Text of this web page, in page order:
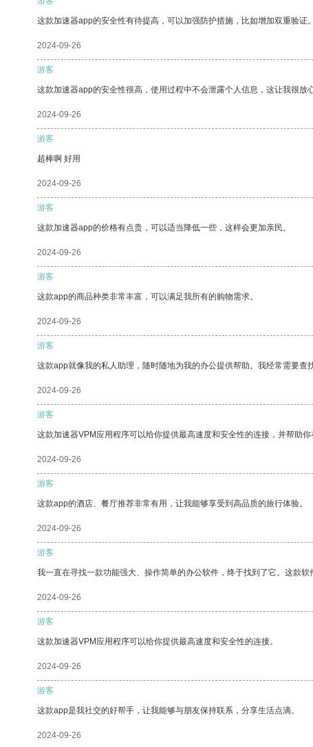
这款加速器app的安全性有待提高，可以加强防护措施，比如增加双重验证。
2024-09-26
游客
这款加速器app的安全性很高，使用过程中不会泄露个人信息，这让我很
2024-09-26
游客
超棒啊 好用
2024-09-26
游客
这款加速器app的价格有点贵，可以适当降低一些，这样会更加亲民。
2024-09-26
游客
这款app的商品种类非常丰富，可以满足我所有的购物需求。
2024-09-26
游客
这款app就像我的私人助理，随时随地为我的办公提供帮助。我经常需要查
2024-09-26
游客
这款加速器VPM应用程序可以给你提供最高速度和安全性的连接，并帮助你
2024-09-26
游客
这款app的酒店、餐厅推荐非常有用，让我能够享受到高品质的旅行体验。
2024-09-26
游客
我一直在寻找一款功能强大、操作简单的办公软件，终于找到了它。这款
2024-09-26
游客
这款加速器VPM应用程序可以给你提供最高速度和安全性的连接。
2024-09-26
游客
这款app是我社交的好帮手，让我能够与朋友保持联系，分享生活点滴。
2024-09-26